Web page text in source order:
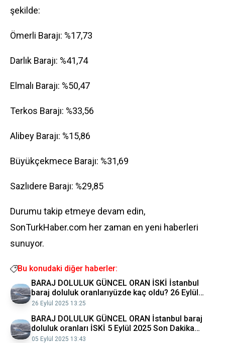
şekilde:
Ömerli Barajı: %17,73
Darlık Barajı: %41,74
Elmalı Barajı: %50,47
Terkos Barajı: %33,56
Alibey Barajı: %15,86
Büyükçekmece Barajı: %31,69
Sazlıdere Barajı: %29,85
Durumu takip etmeye devam edin,
SonTurkHaber.com her zaman en yeni haberleri
sunuyor.
Bu konudaki diğer haberler:
BARAJ DOLULUK GÜNCEL ORAN İSKİ İstanbul
baraj doluluk oranlarıyüzde kaç oldu? 26 Eylül
2025 Son Dakika Haberleri
26 Eylül 2025 13:25
BARAJ DOLULUK GÜNCEL ORAN İstanbul baraj
doluluk oranları İSKİ 5 Eylül 2025 Son Dakika
Haberleri
05 Eylül 2025 13:43